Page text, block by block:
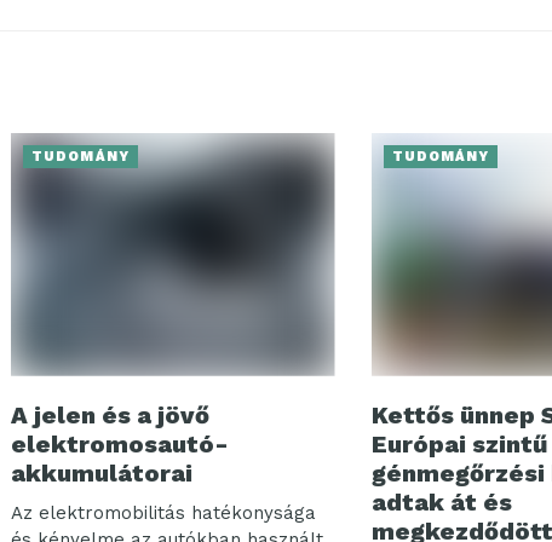
TUDOMÁNY
A jelen és a jövő
elektromosautó-
akkumulátorai
Az elektromobilitás hatékonysága
TUDOMÁNY
Kettős ünnep
Európai szintű
adtak át és